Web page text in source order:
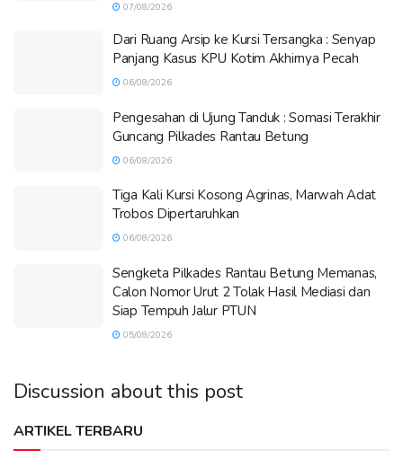
07/08/2026
Dari Ruang Arsip ke Kursi Tersangka : Senyap
Panjang Kasus KPU Kotim Akhirnya Pecah
06/08/2026
Pengesahan di Ujung Tanduk : Somasi Terakhir
Guncang Pilkades Rantau Betung
06/08/2026
Tiga Kali Kursi Kosong Agrinas, Marwah Adat
Trobos Dipertaruhkan
06/08/2026
Sengketa Pilkades Rantau Betung Memanas,
Calon Nomor Urut 2 Tolak Hasil Mediasi dan
Siap Tempuh Jalur PTUN
05/08/2026
Discussion about this post
ARTIKEL TERBARU